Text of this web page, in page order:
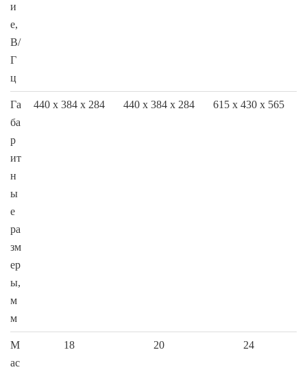
и
е,
В/
Г
ц
Га
ба
р
ит
н
ы
е
ра
зм
ер
ы,
м
м
440 х 384 х 284 440 х 384 х 284 615 х 430 х 565
М
ас
18 20 24